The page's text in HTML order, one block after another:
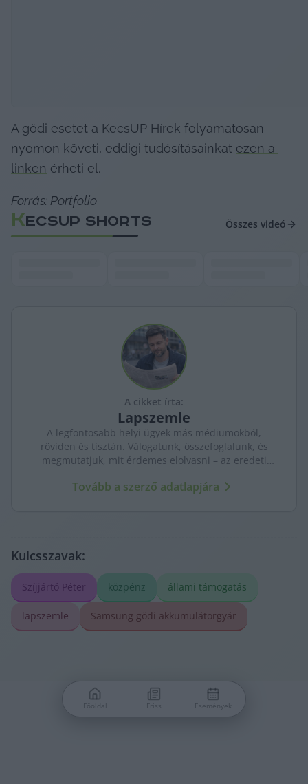
A gödi esetet a KecsUP Hírek folyamatosan
nyomon követi, eddigi tudósításainkat ezen a
linken érheti el.
Forrás: Portfolio
KECSUP SHORTS Összes videó
A cikket írta:
Lapszemle
A legfontosabb helyi ügyek más médiumokból,
röviden és tisztán. Válogatunk, összefoglalunk, és
megmutatjuk, mit érdemes elolvasni – az eredeti
Tovább a szerző adatlapjára
Kulcsszavak:
Szíjjártó Péter közpénz állami támogatás
lapszemle Samsung gödi akkumulátorgyár
Főoldal Friss Események